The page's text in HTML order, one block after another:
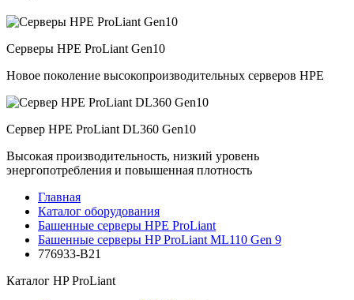
Серверы HPE ProLiant Gen10
Новое поколение высокопроизводительных серверов HPE
Сервер HPE ProLiant DL360 Gen10
Высокая производительность, низкий уровень
энергопотребления и повышенная плотность
Главная
Каталог оборудования
Башенные серверы HPE ProLiant
Башенные серверы HP ProLiant ML110 Gen 9
776933-B21
Каталог HP ProLiant